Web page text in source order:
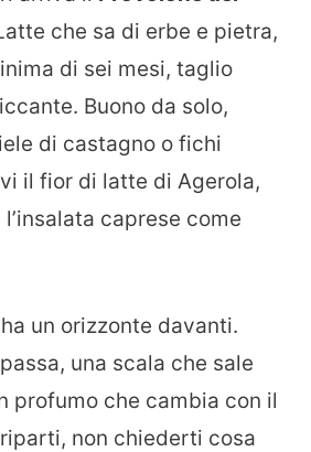
che sa di erbe e pietra,
di sei mesi, taglio
Buono da solo,
di castagno o fichi
il fior di latte di Agerola,
caprese come
un orizzonte davanti.
una scala che sale
profumo che cambia con il
non chiederti cosa